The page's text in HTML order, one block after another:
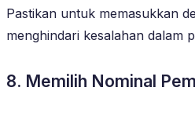
Pastikan untuk memasukkan
menghindari kesalahan dalam
8. Memilih Nominal